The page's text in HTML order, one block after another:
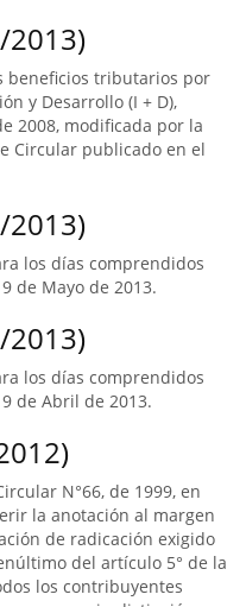
2013)
beneficios tributarios por
y Desarrollo (I + D),
2008, modificada por la
Circular publicado en el
2013)
los días comprendidos
de Mayo de 2013.
2013)
los días comprendidos
de Abril de 2013.
N°66, de 1999, en
la anotación al margen
de radicación exigido
del artículo 5° de la
los contribuyentes